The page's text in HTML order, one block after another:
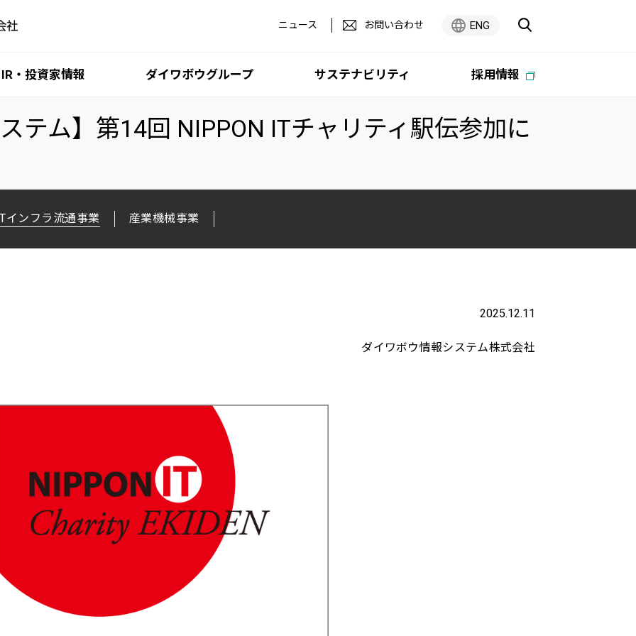
テム】第14回 NIPPON ITチャリティ駅伝参加に
インフラ流通事業 産業機械事業
2025.12.11
ダイワボウ情報システム株式会社
ニュース お問い合わせ ENG
IR・投資家情報 ダイワボウグループ サステナビリティ 採用情報